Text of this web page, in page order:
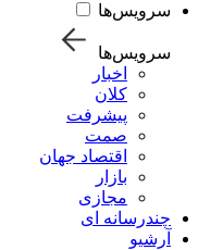
سرویس‌ها
سرویس‌ها
اخبار
کلان
پیشرفت
صمت
اقتصاد جهان
بازار
مجازی
چندرسانه ای
آرشیو